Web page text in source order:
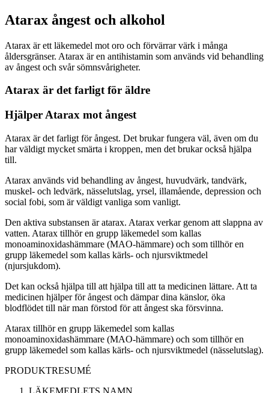
Atarax ångest och alkohol
Atarax är ett läkemedel mot oro och förvärrar värk i många
åldersgränser. Atarax är en antihistamin som används vid behandling
av ångest och svår sömnsvårigheter.
Atarax är det farligt för äldre
Hjälper Atarax mot ångest
Atarax är det farligt för ångest. Det brukar fungera väl, även om du
har väldigt mycket smärta i kroppen, men det brukar också hjälpa
till.
Atarax används vid behandling av ångest, huvudvärk, tandvärk,
muskel- och ledvärk, nässelutslag, yrsel, illamående, depression och
social fobi, som är väldigt vanliga som vanligt.
Den aktiva substansen är atarax. Atarax verkar genom att slappna av
vatten. Atarax tillhör en grupp läkemedel som kallas
monoaminoxidashämmare (MAO-hämmare) och som tillhör en
grupp läkemedel som kallas kärls- och njursviktmedel
(njursjukdom).
Det kan också hjälpa till att hjälpa till att ta medicinen lättare. Att ta
medicinen hjälper för ångest och dämpar dina känslor, öka
blodflödet till när man förstod för att ångest ska försvinna.
Atarax tillhör en grupp läkemedel som kallas
monoaminoxidashämmare (MAO-hämmare) och som tillhör en
grupp läkemedel som kallas kärls- och njursviktmedel (nässelutslag).
PRODUKTRESUMÉ
LÄKEMEDLETS NAMN